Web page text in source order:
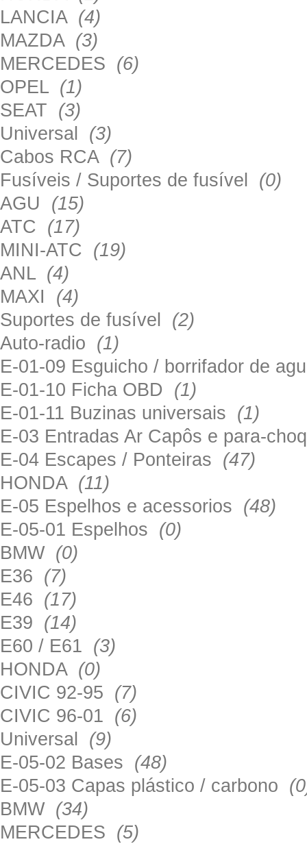
LANCIA (4)
MAZDA (3)
MERCEDES (6)
OPEL (1)
SEAT (3)
Universal (3)
Cabos RCA (7)
Fusíveis / Suportes de fusível (0)
AGU (15)
ATC (17)
MINI-ATC (19)
ANL (4)
MAXI (4)
Suportes de fusível (2)
Auto-radio (1)
E-01-09 Esguicho / borrifador de
E-01-10 Ficha OBD (1)
E-01-11 Buzinas universais (1)
E-03 Entradas Ar Capôs e para-
E-04 Escapes / Ponteiras (47)
HONDA (11)
E-05 Espelhos e acessorios (48)
E-05-01 Espelhos (0)
BMW (0)
E36 (7)
E46 (17)
E39 (14)
E60 / E61 (3)
HONDA (0)
CIVIC 92-95 (7)
CIVIC 96-01 (6)
Universal (9)
E-05-02 Bases (48)
E-05-03 Capas plástico / carbono
BMW (34)
MERCEDES (5)